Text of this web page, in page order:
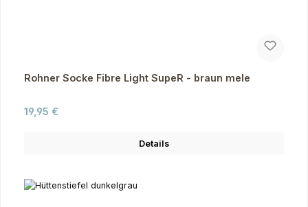
Rohner Socke Fibre Light SupeR - braun mele
Regulärer Preis:
19,95 €
Details